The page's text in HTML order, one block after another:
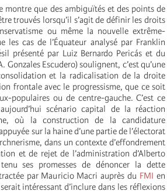
montre que des ambiguïtés et des points de
trouvés lorsqu’il s’agit de définir les droits
ou même la nouvelle extrême-
les cas de l’Équateur analysé par Franklin
présenté par Luiz Bernardo Pericás et du
Gonzales Escudero) soulignent, c’est qu’une
et la radicalisation de la droite
frontale avec le progressisme, que ce soit
populaires ou de centre-gauche. C’est ce
scénario capital de la réaction
où la construction de la candidature
sur la haine d’une partie de l’électorat
dans un contexte d’effondrement
et de rejet de l’administration d’Alberto
ses promesses de dénoncer la dette
par Mauricio Macri auprès du FMI en
intéressant d’inclure dans les réflexions